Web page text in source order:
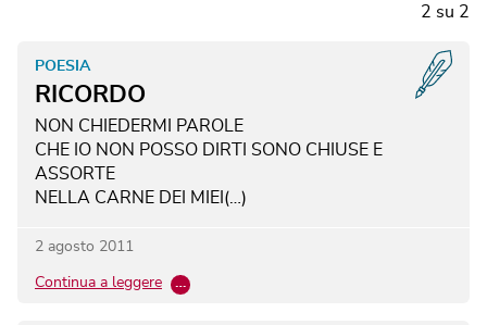
2 su 2
RICORDO
POESIA
NON CHIEDERMI PAROLE
CHE IO NON POSSO DIRTI
SONO CHIUSE E
ASSORTE
NELLA CARNE DEI MIEI(…)
2 agosto 2011
Continua a leggere …